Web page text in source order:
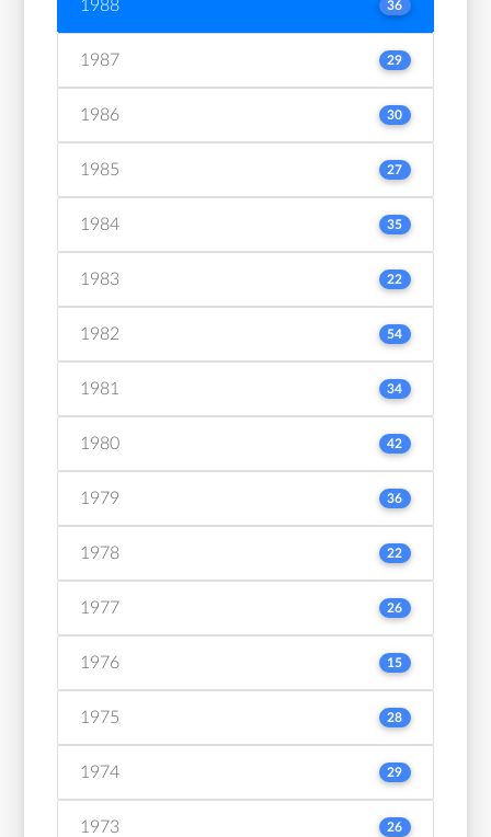
1988 36
1987 29
1986 30
1985 27
1984 35
1983 22
1982 54
1981 34
1980 42
1979 36
1978 22
1977 26
1976 15
1975 28
1974 29
1973 26